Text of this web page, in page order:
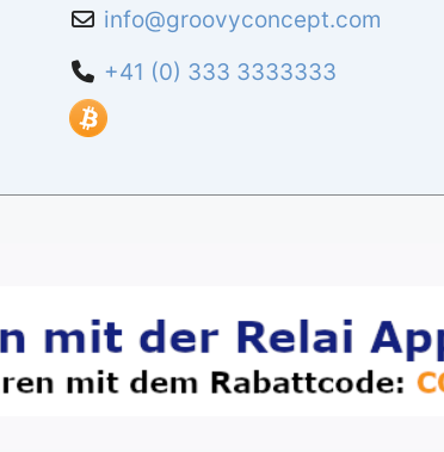
info@groovyconcept.com
+41 (0) 333 3333333